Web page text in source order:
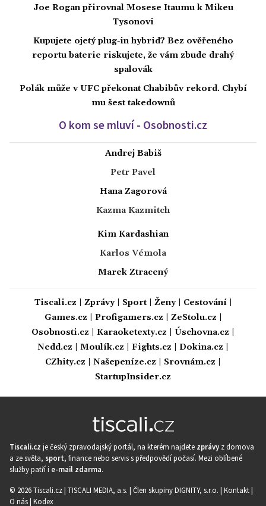
Joe Rogan přirovnal Mosese Itaumu k Mikeu
Tysonovi
Kupujete ojetý plug-in hybrid? Bez ověřeného
reportu baterie riskujete, že vám zbude drahý
spalovák
Polák může v UFC překonat Chabibův rekord. Chybí
mu šest takedownů
O kom se mluví - Osobnosti.cz
Andrej Babiš
Petr Pavel
Hana Zagorová
Kazma Kazmitch
Kim Kardashian
Karlos Vémola
Marek Ztracený
Tiscali.cz Zprávy| Sport| Ženy| Cestování|
Games.cz
Profigamers.cz ZeStolu.cz
Osobnosti.cz
Karaoketexty.cz Úschovna.cz
Nedd.cz
Moulík.cz Fights.cz Dokina.cz
CZhity.cz
Našepeníze.cz Srovnám.cz
StartupInsider.cz
Tiscali.cz je český zpravodajský portál, na kterém najdete zprávy z domova
a ze světa, sport, finance nebo servis s předpovědí počasí. Mezi oblíbené
služby patří i e-mail zdarma.
© 2026 Tiscali.cz | TISCALI MEDIA, a.s. | Člen skupiny DIGNITY, s.r.o. | Kontakt|
O nás| Kodex